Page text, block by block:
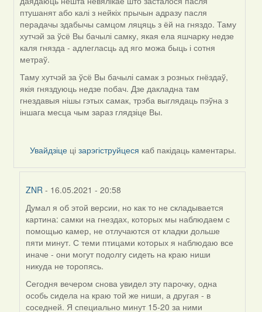
птушанят або калі з нейкіх прычын адразу пасля
перадачы здабычы самцом ляцяць з ёй на гняздо. Таму
хутчэй за ўсё Вы бачылі самку, якая ела яшчарку недзе
каля гнязда - адлегласць ад яго можа быць і сотня
метраў.
Таму хутчэй за ўсё Вы бачылі самак з розных гнёздаў,
якія гняздуюць недзе побач. Дзе дакладна там
гнездавыя нішы гэтых самак, трэба выглядаць пэўна з
іншага месца чым зараз глядзіце Вы.
Увайдзіце цізарэгіструйцеся каб пакідаць каментары.
ZNR - 16.05.2021 - 20:58
In
reply
to
by
Harrier
Думал я об этой версии, но как то не складывается
картина: самки на гнездах, которых мы наблюдаем с
помощью камер, не отлучаются от кладки дольше
пяти минут. С теми птицами которых я наблюдаю все
иначе - они могут подолгу сидеть на краю ниши
никуда не торопясь.
Сегодня вечером снова увидел эту парочку, одна
особь сидела на краю той же ниши, а другая - в
соседней. Я специально минут 15-20 за ними